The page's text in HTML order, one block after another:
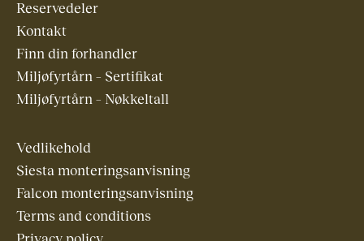
Reservedeler
Kontakt
Finn din forhandler
Miljøfyrtårn – Sertifikat
Miljøfyrtårn – Nøkkeltall
Vedlikehold
Siesta monteringsanvisning
Falcon monteringsanvisning
Terms and conditions